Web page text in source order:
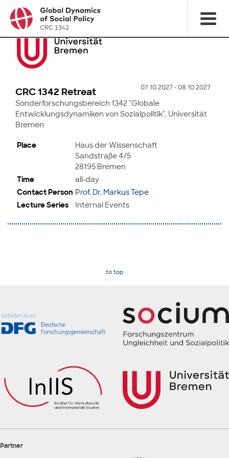
07.10.2027 - 08.10.2027
CRC 1342 Retreat
Sonderforschungsbereich 1342 "Globale
Entwicklungsdynamiken von Sozialpolitik", Universität
Bremen
Place
Haus der Wissenschaft
Sandstraße 4/5
28195 Bremen
Time
all-day
Contact Person Prof. Dr. Markus Tepe
Lecture Series
Internal Events
to top
Partner